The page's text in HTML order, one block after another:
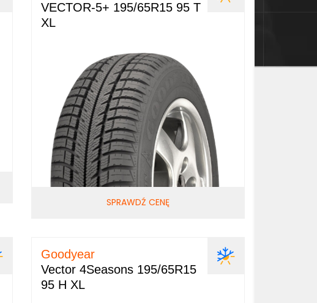
VECTOR-5+ 195/65R15 95 T
XL
SPRAWDŹ CENĘ
Goodyear
Vector 4Seasons 195/65R15
95 H XL